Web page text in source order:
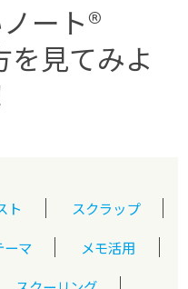
ート®
を見てみよ
ト
スクラップ
ーマ
メモ活用